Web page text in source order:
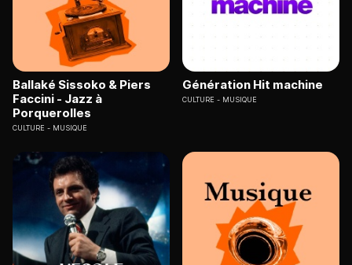
Ballaké Sissoko & Piers
Faccini - Jazz à
Porquerolles
CULTURE MUSIQUE
Génération Hit machine
CULTURE MUSIQUE